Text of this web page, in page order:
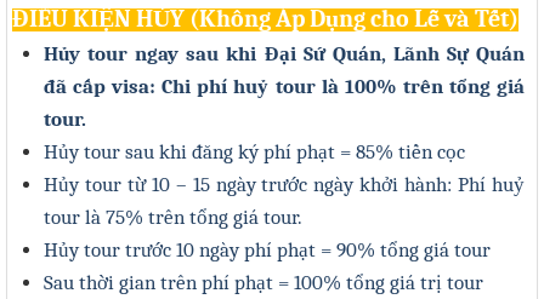
ĐIỀU KIỆN HỦY (Không Áp Dụng cho Lễ và Tết)
Hủy tour ngay sau khi Đại Sứ Quán, Lãnh Sự Quán
đã cấp visa: Chi phí huỷ tour là 100% trên tổng giá
tour.
Hủy tour sau khi đăng ký phí phạt = 85% tiền cọc
Hủy tour từ 10 – 15 ngày trước ngày khởi hành: Phí huỷ
tour là 75% trên tổng giá tour.
Hủy tour trước 10 ngày phí phạt = 90% tổng giá tour
Sau thời gian trên phí phạt = 100% tổng giá trị tour